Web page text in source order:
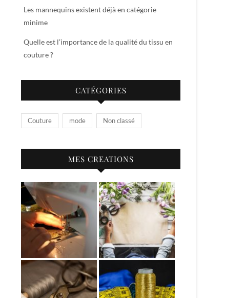
Les mannequins existent déjà en catégorie
minime
Quelle est l’importance de la qualité du tissu en
couture ?
CATÉGORIES
Couture mode Non classé
MES CREATIONS